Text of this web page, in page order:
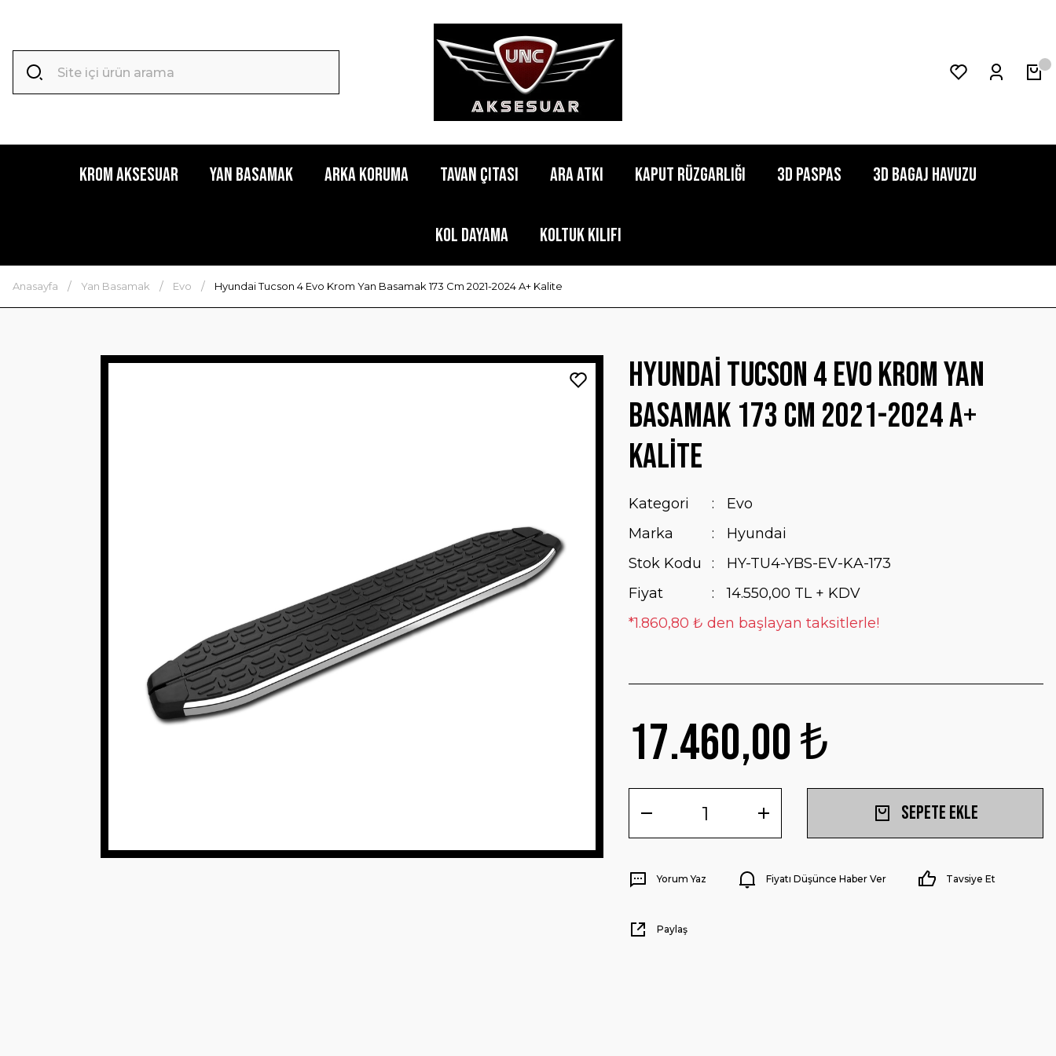
Krom Aksesuar Yan Basamak Arka Koruma Tavan Çıtası Ara Atkı Kaput Rüzgarlığı 3D Paspas 3D Bagaj Havuzu
Kol Dayama Koltuk Kılıfı
Anasayfa Yan Basamak Evo Hyundai Tucson 4 Evo Krom Yan Basamak 173 Cm 2021-2024 A+ Kalite
Hyundai Tucson 4 Evo Krom Yan
Basamak 173 Cm 2021-2024 A+
Kalite
Kategori
Evo
Marka
Hyundai
Stok Kodu
HY-TU4-YBS-EV-KA-173
Fiyat
14.550,00 TL + KDV
*1.860,80 ₺ den başlayan taksitlerle!
17.460,00 ₺
Sepete Ekle
Yorum Yaz Fiyatı Düşünce Haber Ver Tavsiye Et
Paylaş